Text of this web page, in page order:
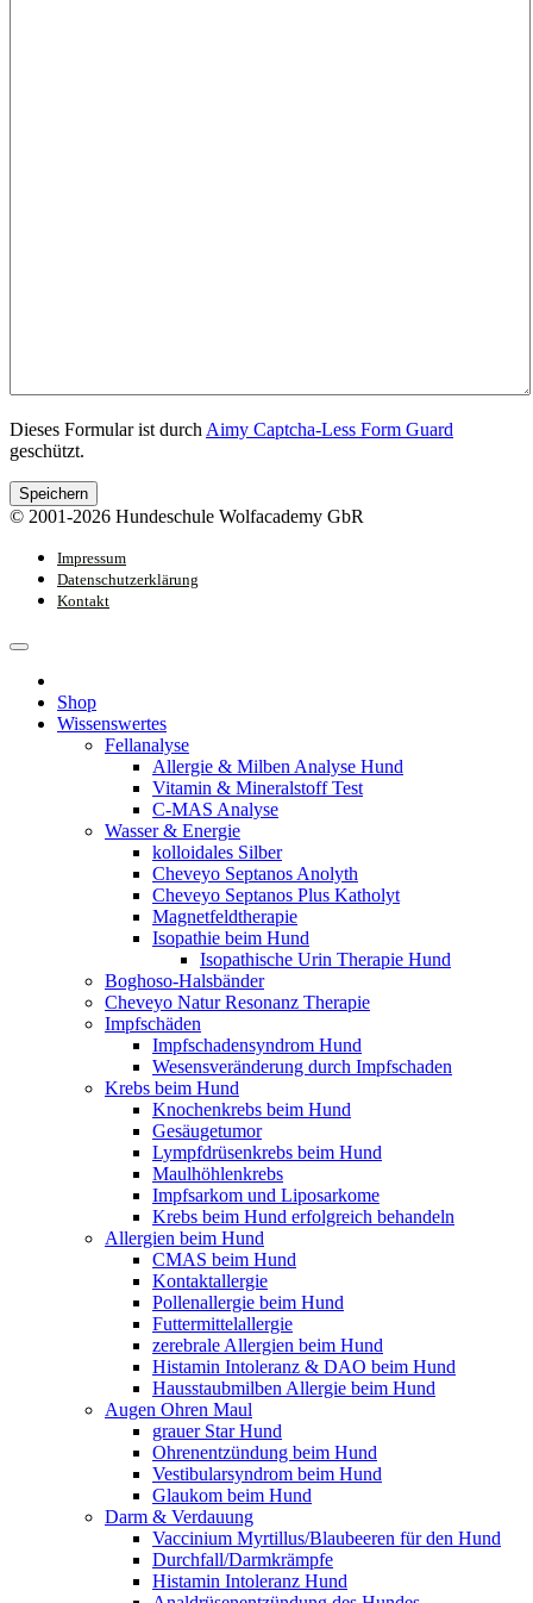
Dieses Formular ist durch Aimy Captcha-Less Form Guard
geschützt.
Speichern
© 2001-2026 Hundeschule Wolfacademy GbR
Impressum
Datenschutzerklärung
Kontakt
Shop
Wissenswertes
Fellanalyse
Allergie & Milben Analyse Hund
Vitamin & Mineralstoff Test
C-MAS Analyse
Wasser & Energie
kolloidales Silber
Cheveyo Septanos Anolyth
Cheveyo Septanos Plus Katholyt
Magnetfeldtherapie
Isopathie beim Hund
Isopathische Urin Therapie Hund
Boghoso-Halsbänder
Cheveyo Natur Resonanz Therapie
Impfschäden
Impfschadensyndrom Hund
Wesensveränderung durch Impfschaden
Krebs beim Hund
Knochenkrebs beim Hund
Gesäugetumor
Lympfdrüsenkrebs beim Hund
Maulhöhlenkrebs
Impfsarkom und Liposarkome
Krebs beim Hund erfolgreich behandeln
Allergien beim Hund
CMAS beim Hund
Kontaktallergie
Pollenallergie beim Hund
Futtermittelallergie
zerebrale Allergien beim Hund
Histamin Intoleranz & DAO beim Hund
Hausstaubmilben Allergie beim Hund
Augen Ohren Maul
grauer Star Hund
Ohrenentzündung beim Hund
Vestibularsyndrom beim Hund
Glaukom beim Hund
Darm & Verdauung
Vaccinium Myrtillus/Blaubeeren für den Hund
Durchfall/Darmkrämpfe
Histamin Intoleranz Hund